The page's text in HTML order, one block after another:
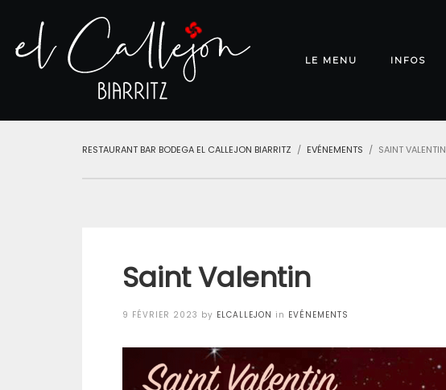
LE MENU INFOS
RESTAURANT BAR BODEGA EL CALLEJON BIARRITZ EVÉNEMENTS SAINT VALENTIN
Saint Valentin
Posted
9 FÉVRIER 2023 by ELCALLEJON in EVÉNEMENTS